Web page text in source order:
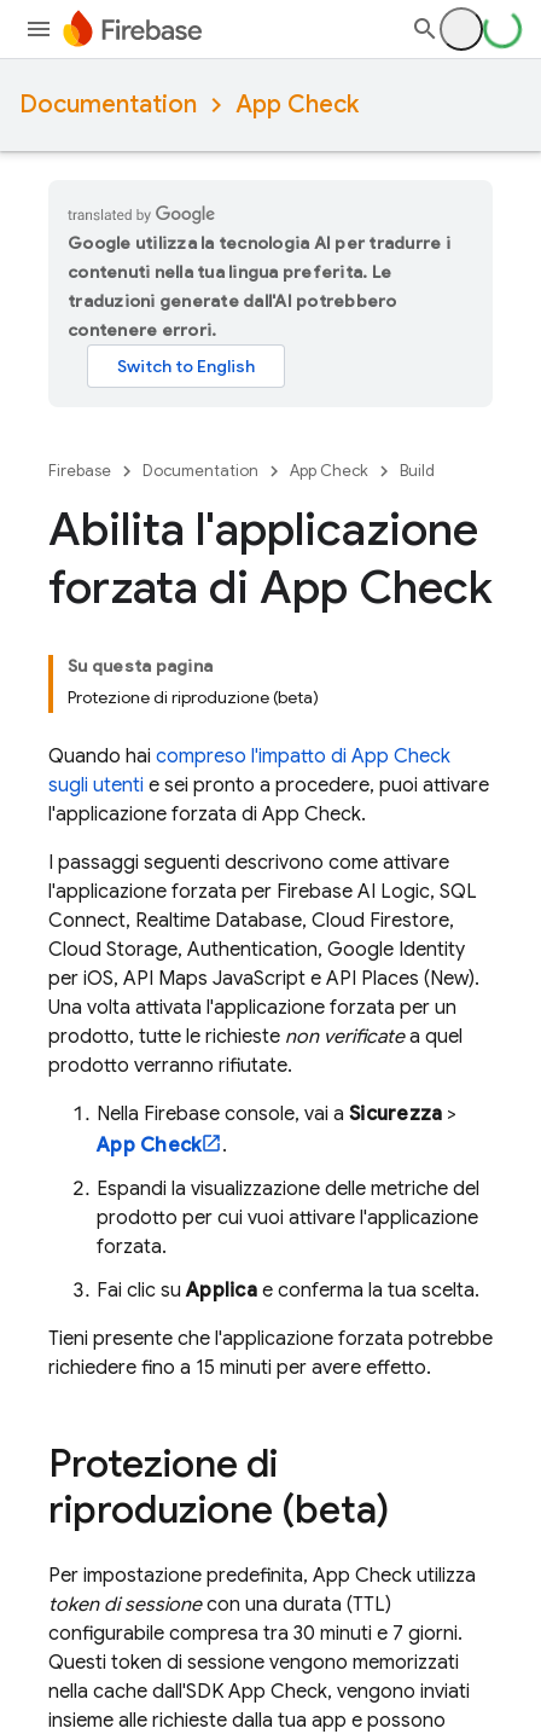
Documentation App Check
Google utilizza la tecnologia AI per tradurre i
contenuti nella tua lingua preferita. Le
traduzioni generate dall'AI potrebbero
contenere errori.
Firebase Documentation App Check Build
Abilita l'applicazione
forzata di App Check
Su questa pagina
Protezione di riproduzione (beta)
Quando hai compreso l'impatto di App Check
sugli utenti e sei pronto a procedere, puoi attivare
l'applicazione forzata di App Check.
I passaggi seguenti descrivono come attivare
l'applicazione forzata per Firebase AI Logic, SQL
Connect, Realtime Database, Cloud Firestore,
Cloud Storage, Authentication, Google Identity
per iOS, API Maps JavaScript e API Places (New).
Una volta attivata l'applicazione forzata per un
prodotto, tutte le richieste non verificatea quel
prodotto verranno rifiutate.
Nella Firebase console, vai a Sicurezza >
App Check
.
Espandi la visualizzazione delle metriche del
prodotto per cui vuoi attivare l'applicazione
forzata.
Fai clic suApplicae conferma la tua scelta.
Tieni presente che l'applicazione forzata potrebbe
richiedere fino a 15 minuti per avere effetto.
Protezione di
riproduzione (beta)
Per impostazione predefinita, App Check utilizza
token di sessionecon una durata (TTL)
configurabile compresa tra 30 minuti e 7 giorni.
Questi token di sessione vengono memorizzati
nella cache dall'SDK App Check, vengono inviati
insieme alle richieste dalla tua app e possono